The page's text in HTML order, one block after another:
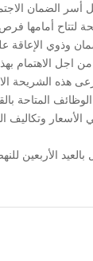
أمامها
وذوي الإعاقة
اجل الاهتمام
هذه
الأسعار
الأربعين